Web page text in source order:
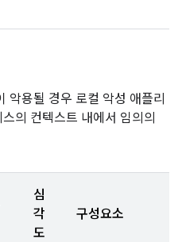
악용될 경우 로컬 악성 애플리
의 컨텍스트 내에서 임의의
심
각
도
구성요소